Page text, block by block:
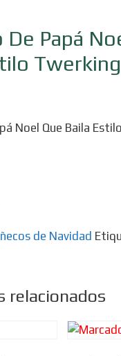
Papá
Noel Que Baila
de Navidad
relacionados